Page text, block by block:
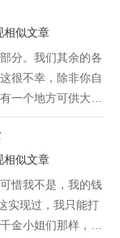
的肩膀也不是真正
相似文章
分。我们其余的各
很不幸，除非你自
一个地方可供大大
，它们不会对其他
狮子，但众所周
相似文章
惜我不是，我的钱
实现过，我只能打
金小姐们那样，在